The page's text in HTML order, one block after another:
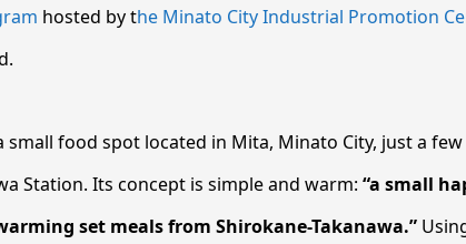
hosted by the Minato City Industrial Promotion
small food spot located in Mita, Minato City, just a
Station. Its concept is simple and warm: “a small
set meals from Shirokane-Takanawa.”